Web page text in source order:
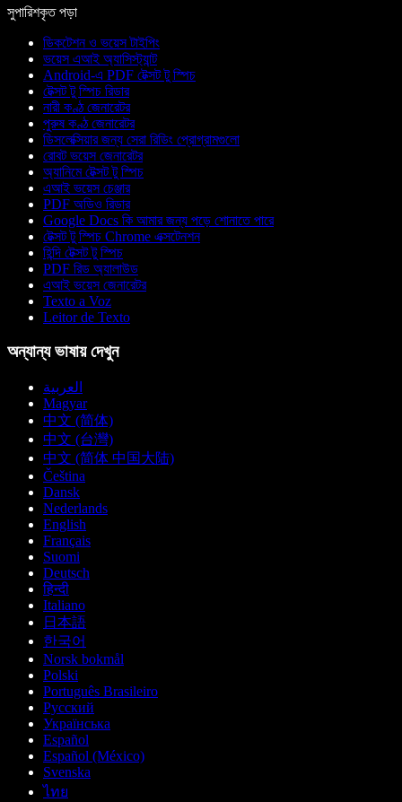
সুপারিশকৃত পড়া
ডিকটেশন ও ভয়েস টাইপিং
ভয়েস এআই অ্যাসিস্ট্যান্ট
Android-এ PDF টেক্সট টু স্পিচ
টেক্সট টু স্পিচ রিডার
নারী কণ্ঠ জেনারেটর
পুরুষ কণ্ঠ জেনারেটর
ডিসলেক্সিয়ার জন্য সেরা রিডিং প্রোগ্রামগুলো
রোবট ভয়েস জেনারেটর
অ্যানিমে টেক্সট টু স্পিচ
এআই ভয়েস চেঞ্জার
PDF অডিও রিডার
Google Docs কি আমার জন্য পড়ে শোনাতে পারে
টেক্সট টু স্পিচ Chrome এক্সটেনশন
হিন্দি টেক্সট টু স্পিচ
PDF রিড অ্যালাউড
এআই ভয়েস জেনারেটর
Texto a Voz
Leitor de Texto
অন্যান্য ভাষায় দেখুন
العربية
Magyar
中文 (简体)
中文 (台灣)
中文 (简体 中国大陆)
Čeština
Dansk
Nederlands
English
Français
Suomi
Deutsch
हिन्दी
Italiano
日本語
한국어
Norsk bokmål
Polski
Português Brasileiro
Русский
Українська
Español
Español (México)
Svenska
ไทย